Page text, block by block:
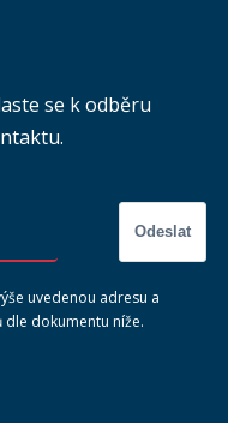
se k odběru
Odeslat
uvedenou adresu a
dokumentu níže.